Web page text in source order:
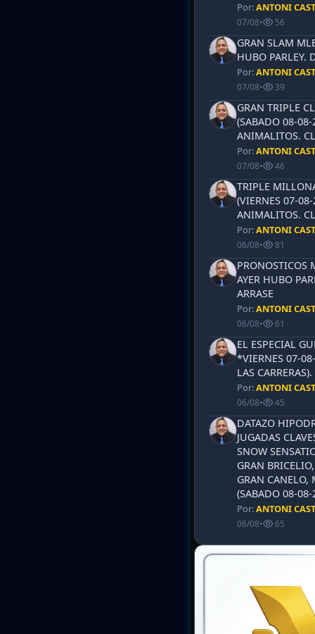
Por:ANTONI
07/08• 56
GRAN SLAM
HUBO PARLEY.
Por:ANTONI
07/08• 39
GRAN TRIPLE
(SABADO 08-
ANIMALITOS.
Por:ANTONI
07/08• 46
TRIPLE
(VIERNES 07-
ANIMALITOS.
Por:ANTONI
06/08• 81
PRONOSTICOS
AYER HUBO
ARRASE
Por:ANTONI
06/08• 61
EL ESPECIAL
*VIERNES 07-
LAS
Por:ANTONI
06/08• 45
DATAZO
JUGADAS
SNOW
GRAN
GRAN CANELO,
(SABADO 08-
Por:ANTONI
06/08• 65